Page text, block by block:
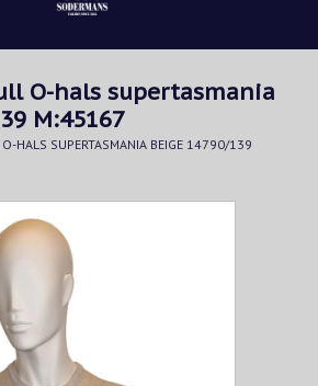
O-hals supertasmania
M:45167
HALS SUPERTASMANIA BEIGE 14790/139